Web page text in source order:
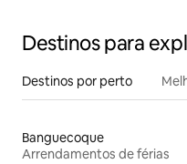
Destinos para
Destinos por perto
Banguecoque
Arrendamentos de férias